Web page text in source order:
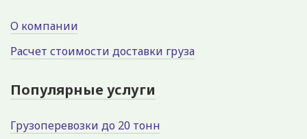
О компании
Расчет стоимости доставки груза
Популярные услуги
Грузоперевозки до 20 тонн